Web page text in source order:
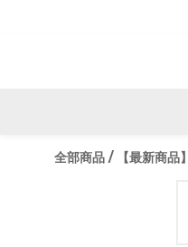
全部商品 / 【最新商品】